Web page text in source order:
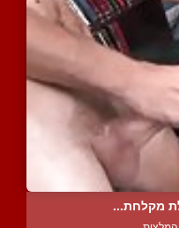
מקלחת...